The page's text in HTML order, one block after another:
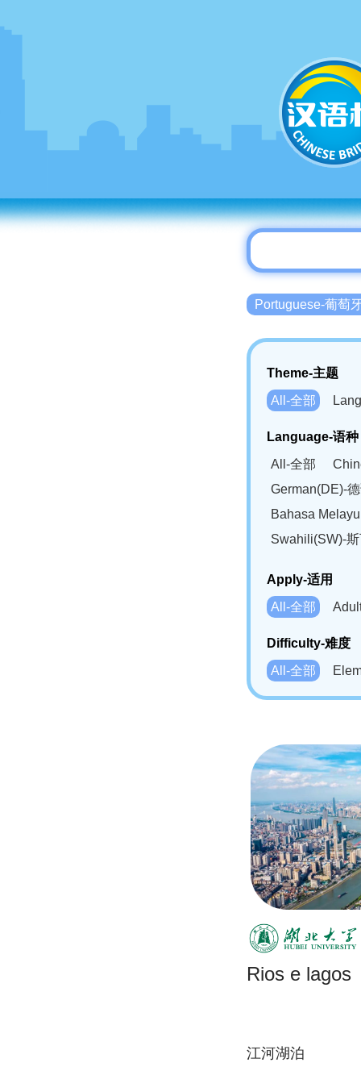
Portuguese-葡萄
Theme-主题
All-全部
Language-语种
All-全部
German(DE)-
Bahasa
Swahili(SW)-
Apply-适用
All-全部
Difficulty-难度
All-全部
Rios e lagos
江河湖泊